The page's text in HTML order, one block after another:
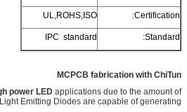
Certification:
UL,ROHS,ISO
Standard:
IPC standard
MCPCB fabrication with ChiTun
power LED applications due to the amount of
Emitting Diodes are capable of generating.